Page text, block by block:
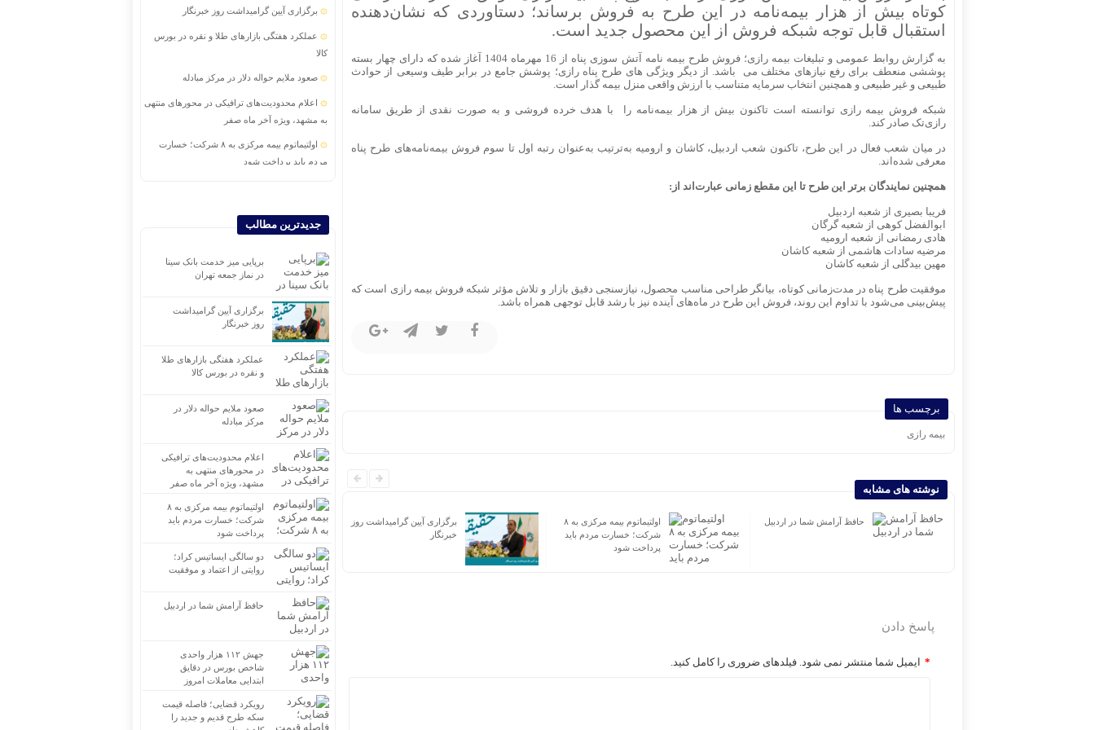
کوتاه بیش از هزار بیمه‌نامه در این طرح به فروش برساند؛ دستاوردی که نشان‌دهنده
استقبال قابل توجه شبکه فروش از این محصول جدید است.
به گزارش روابط عمومی و تبلیغات بیمه رازی؛ فروش طرح بیمه نامه آتش سوزی پناه از 16 مهرماه 1404 آغاز شده که دارای چهار بسته
پوششی منعطف برای رفع نیازهای مختلف می باشد. از دیگر ویژگی های طرح پناه رازی؛ پوشش جامع در برابر طیف وسیعی از حوادث
طبیعی و غیر طبیعی و همچنین انتخاب سرمایه متناسب با ارزش واقعی منزل بیمه گذار است.
شبکه فروش بیمه رازی توانسته است تاکنون بیش از هزار بیمه‌نامه را با هدف خرده فروشی و به ‌صورت نقدی از طریق سامانه
رازی‌تک صادر کند.
در میان شعب فعال در این طرح، تاکنون شعب اردبیل، کاشان و ارومیه به‌ترتیب به‌عنوان رتبه اول تا سوم فروش بیمه‌نامه‌های طرح پناه
معرفی شده‌اند.
همچنین نمایندگان برتر این طرح تا این مقطع زمانی عبارت‌اند از:
فریبا بصیری از شعبه اردبیل
ابوالفضل کوهی از شعبه گرگان
هادی رمضانی از شعبه ارومیه
مرضیه سادات هاشمی از شعبه کاشان
مهین بیدگلی از شعبه کاشان
موفقیت طرح پناه در مدت‌زمانی کوتاه، بیانگر طراحی مناسب محصول، نیازسنجی دقیق بازار و تلاش مؤثر شبکه فروش بیمه رازی است که
پیش‌بینی می‌شود با تداوم این روند، فروش این طرح در ماه‌های آینده نیز با رشد قابل توجهی همراه باشد.
برچسب ها
بیمه رازی
نوشته های مشابه
برگزاری آیین گرامیداشت روز
خبرنگار
اولتیماتوم بیمه مرکزی به ۸
شرکت؛ خسارت مردم باید
پرداخت شود
حافظ آرامش شما در اردبیل
پاسخ دادن
ایمیل شما منتشر نمی شود. فیلدهای ضروری را کامل کنید. *
برگزاری آیین گرامیداشت روز خبرنگار
عملکرد هفتگی بازارهای طلا و نقره در بورس
کالا
صعود ملایم حواله دلار در مرکز مبادله
اعلام محدودیت‌های ترافیکی در محورهای منتهی
به مشهد، ویژه آخر ماه صفر
اولتیماتوم بیمه مرکزی به ۸ شرکت؛ خسارت
مردم باید پرداخت شود
حافظ آرامش شما در اردبیل
ابتدایی معاملات امروز
جدیدترین مطالب
برپایی میز خدمت بانک سینا
در نماز جمعه تهران
برگزاری آیین گرامیداشت
روز خبرنگار
عملکرد هفتگی بازارهای طلا
و نقره در بورس کالا
صعود ملایم حواله دلار در
مرکز مبادله
اعلام محدودیت‌های ترافیکی
در محورهای منتهی به
مشهد، ویژه آخر ماه صفر
اولتیماتوم بیمه مرکزی به ۸
شرکت؛ خسارت مردم باید
پرداخت شود
دو سالگی ایساتیس کراد؛
روایتی از اعتماد و موفقیت
حافظ آرامش شما در اردبیل
جهش ۱۱۲ هزار واحدی
شاخص بورس در دقایق
ابتدایی معاملات امروز
رویکرد قضایی؛ فاصله قیمت
سکه طرح قدیم و جدید را